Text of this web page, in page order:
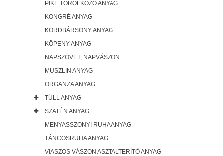
PIKÉ TÖRÖLKÖZŐ ANYAG
KONGRÉ ANYAG
KORDBÁRSONY ANYAG
KÖPENY ANYAG
NAPSZÖVET, NAPVÁSZON
MUSZLIN ANYAG
ORGANZA ANYAG
TÜLL ANYAG
SZATÉN ANYAG
MENYASSZONYI RUHA ANYAG
TÁNCOSRUHA ANYAG
VIASZOS VÁSZON ASZTALTERÍTŐ ANYAG